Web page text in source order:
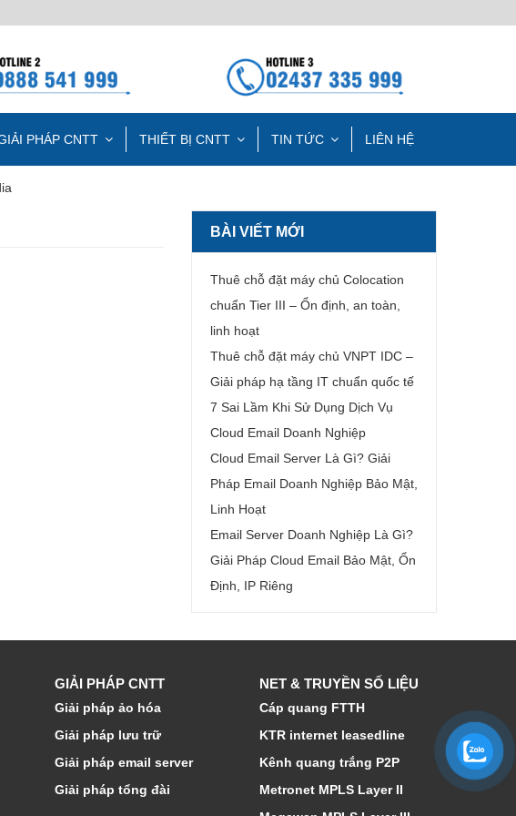
PHÁP CNTT THIẾT BỊ CNTT TIN TỨC LIÊN HỆ
BÀI VIẾT MỚI
Thuê chỗ đặt máy chủ Colocation
chuẩn Tier III – Ổn định, an toàn,
linh hoạt
Thuê chỗ đặt máy chủ VNPT IDC –
Giải pháp hạ tầng IT chuẩn quốc tế
7 Sai Lầm Khi Sử Dụng Dịch Vụ
Cloud Email Doanh Nghiệp
Cloud Email Server Là Gì? Giải
Pháp Email Doanh Nghiệp Bảo Mật,
Linh Hoạt
Email Server Doanh Nghiệp Là Gì?
Giải Pháp Cloud Email Bảo Mật, Ổn
Định, IP Riêng
GIẢI PHÁP CNTT
Giải pháp ảo hóa
Giải pháp lưu trữ
Giải pháp email server
Giải pháp tổng đài
NET & TRUYỀN SỐ LIỆU
Cáp quang FTTH
KTR internet leasedline
Kênh quang trắng P2P
Metronet MPLS Layer II